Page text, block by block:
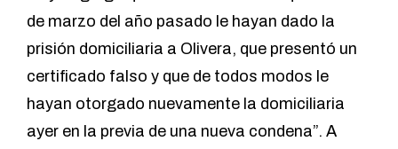
de marzo del año pasado le hayan dado la
prisión domiciliaria a Olivera, que presentó un
certificado falso y que de todos modos le
hayan otorgado nuevamente la domiciliaria
ayer en la previa de una nueva condena”. A